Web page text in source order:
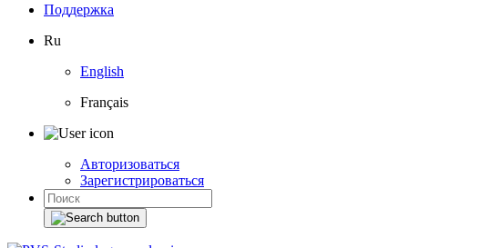
Поддержка
Ru
English
Français
Авторизоваться
Зарегистрироваться